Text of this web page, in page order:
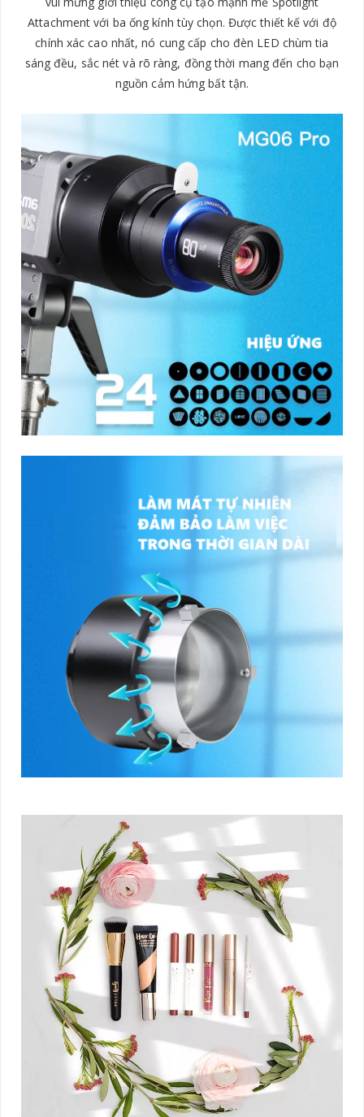
Attachment với ba ống kính tùy chọn. Được thiết kế với độ
chính xác cao nhất, nó cung cấp cho đèn LED chùm tia
sáng đều, sắc nét và rõ ràng, đồng thời mang đến cho bạn
nguồn cảm hứng bất tận.